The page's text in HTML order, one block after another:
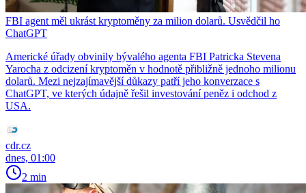
FBI agent měl ukrást kryptoměny za milion dolarů. Usvědčil ho
ChatGPT
Americké úřady obvinily bývalého agenta FBI Patricka Stevena
Yarocha z odcizení kryptoměn v hodnotě přibližně jednoho milionu
dolarů. Mezi nejzajímavější důkazy patří jeho konverzace s
ChatGPT, ve kterých údajně řešil investování peněz i odchod z
USA.
cdr.cz
dnes, 01:00
2 min